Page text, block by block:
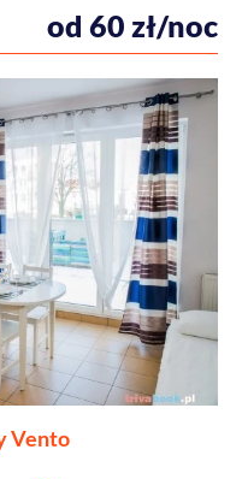
od 60 zł/noc
Vento